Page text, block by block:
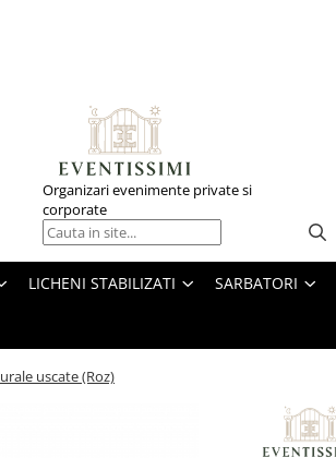
Organizari evenimente private si
corporate
LICHENI STABILIZATI SARBATORI
uscate (Roz)